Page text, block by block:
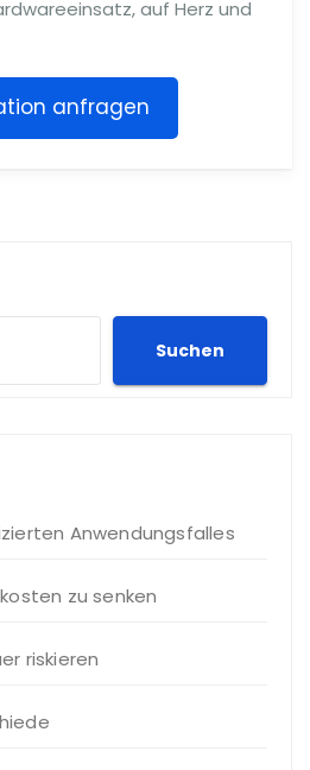
auf Herz und
anfragen
Suchen
Anwendungsfalles
zu senken
riskieren